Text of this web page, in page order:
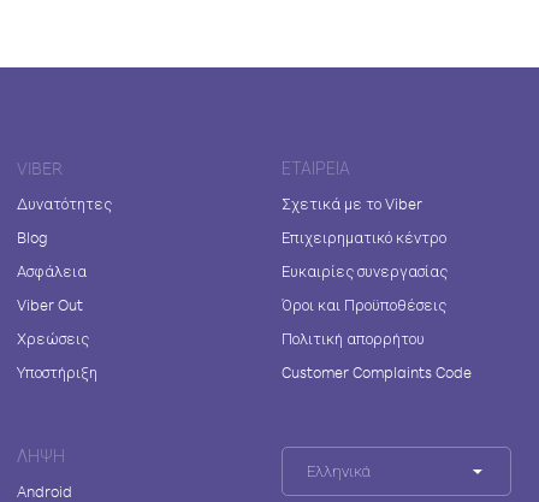
VIBER
Δυνατότητες
Blog
Ασφάλεια
Viber Out
Χρεώσεις
Υποστήριξη
ΕΤΑΙΡΕΊΑ
Σχετικά με το Viber
Επιχειρηματικό κέντρο
Ευκαιρίες συνεργασίας
Όροι και Προϋποθέσεις
Πολιτική απορρήτου
Customer Complaints Code
ΛΉΨΗ
Android
Ελληνικά